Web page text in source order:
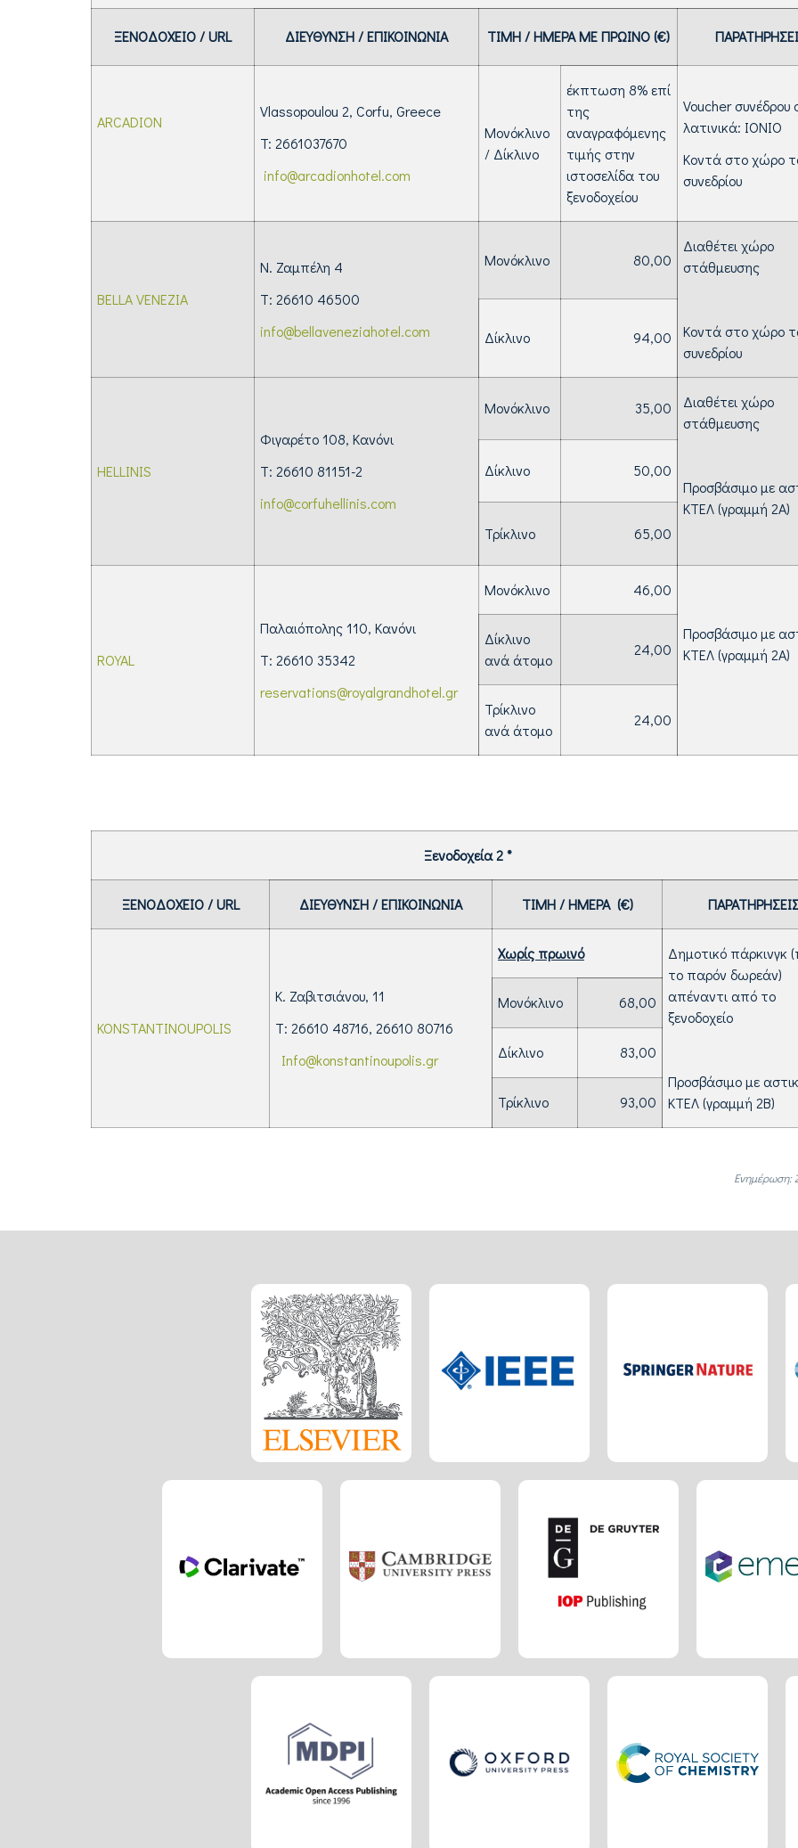
ΞΕΝΟΔΟΧΕΙΟ / URL ΔΙΕΥΘΥΝΣΗ / ΕΠΙΚΟΙΝΩΝΙΑ ΤΙΜΗ / ΗΜΕΡΑ ΜΕ ΠΡΩΙΝΟ (€)
ARCADION
Vlassopoulou 2, Corfu, Greece
T: 2661037670
info@arcadionhotel.com
Μονόκλινο
/ Δίκλινο
έκπτωση 8% επί
της
αναγραφόμενης
τιμής στην
ιστοσελίδα του
ξενοδοχείου
Voucher συνέδρου
λατινικά: IONIO
Κοντά στο χώρο
συνεδρίου
BELLA VENEZIA
N. Ζαμπέλη 4
Τ: 26610 46500
info@bellaveneziahotel.com
Μονόκλινο 80,00
Διαθέτει χώρο
στάθμευσης
Κοντά στο χώρο
συνεδρίου
Δίκλινο 94,00
HELLINIS
Φιγαρέτο 108, Κανόνι
Τ: 26610 81151-2
info@corfuhellinis.com
Μονόκλινο 35,00
Διαθέτει χώρο
στάθμευσης
Προσβάσιμο με
ΚΤΕΛ (γραμμή 2Α)
Δίκλινο 50,00
Τρίκλινο 65,00
ROYAL
Παλαιόπολης 110, Κανόνι
Τ: 26610 35342
reservations@royalgrandhotel.gr
Μονόκλινο 46,00
Προσβάσιμο με
ΚΤΕΛ (γραμμή 2Α)
Δίκλινο
ανά άτομο
24,00
Τρίκλινο
ανά άτομο
24,00
Ξενοδοχεία 2 *
ΞΕΝΟΔΟΧΕΙΟ/ URL ΔΙΕΥΘΥΝΣΗ / ΕΠΙΚΟΙΝΩΝΙΑ ΤΙΜΗ / ΗΜΕΡΑ (€)
KONSTANTINOUPOLIS
Κ. Ζαβιτσιάνου, 11
Τ: 26610 48716, 26610 80716
Info@konstantinoupolis.gr
Χωρίς πρωινό
Δημοτικό πάρκινγκ
το παρόν δωρεάν)
απέναντι από το
ξενοδοχείο
Προσβάσιμο με
ΚΤΕΛ (γραμμή 2B)
Μονόκλινο 68,00
Δίκλινο 83,00
Τρίκλινο 93,00
Ενημέρωση: